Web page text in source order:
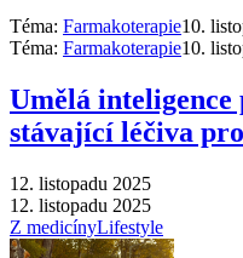
Téma: Farmakoterapie10.
Téma: Farmakoterapie10.
Umělá
stávající léčiva
12. listopadu 2025
12. listopadu 2025
Z medicínyLifestyle